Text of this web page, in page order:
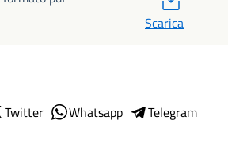
Scarica
Twitter Whatsapp
Telegram